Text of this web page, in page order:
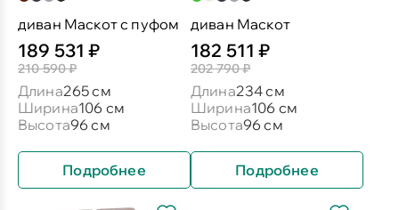
диван Маскот с пуфом
189 531 ₽
210 590 ₽
Длина265 см
Ширина106 см
Высота96 см
Подробнее
диван Маскот
182 511 ₽
202 790 ₽
Длина234 см
Ширина106 см
Высота96 см
Подробнее